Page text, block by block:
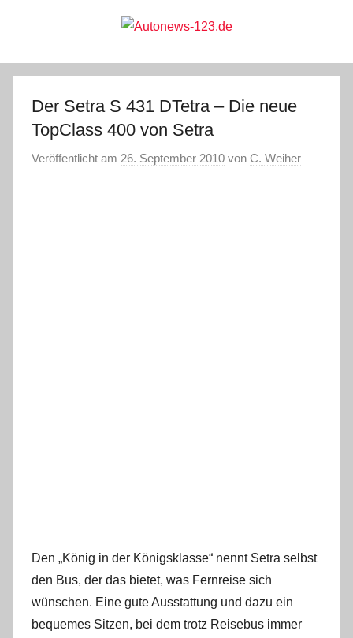
Autonews-
123.de
Der Setra S 431 DTetra – Die neue
TopClass 400 von Setra
Veröffentlicht am 26. September 2010 von C. Weiher
Den „König in der Königsklasse“ nennt Setra selbst
den Bus, der das bietet, was Fernreise sich
wünschen. Eine gute Ausstattung und dazu ein
bequemes Sitzen, bei dem trotz Reisebus immer